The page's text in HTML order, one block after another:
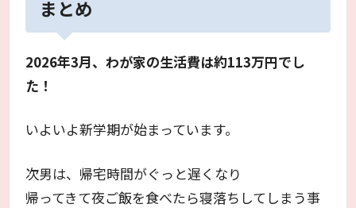
まとめ
2026年3月、わが家の生活費は約113万円でし
た！
いよいよ新学期が始まっています。
次男は、帰宅時間がぐっと遅くなり
帰ってきて夜ご飯を食べたら寝落ちしてしまう事